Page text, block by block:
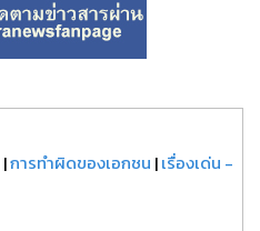
|การทำผิดของเอกชน |เรื่องเด่น -